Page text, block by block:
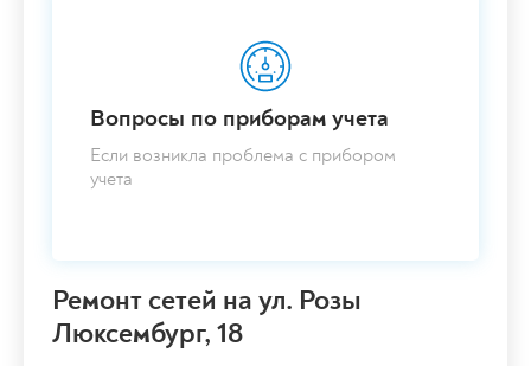
Вопросы по приборам учета
Если возникла проблема с прибором
учета
Ремонт сетей на ул. Розы
Люксембург, 18